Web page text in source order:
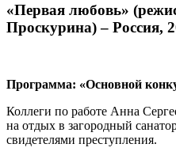
«Первая любовь»
Проскурина) – Россия,
Программа: «Основной
Коллеги по работе Анна
на отдых в загородный
свидетелями преступления.